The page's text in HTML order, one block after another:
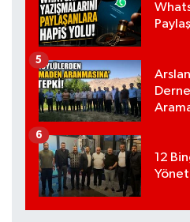
5
12
6